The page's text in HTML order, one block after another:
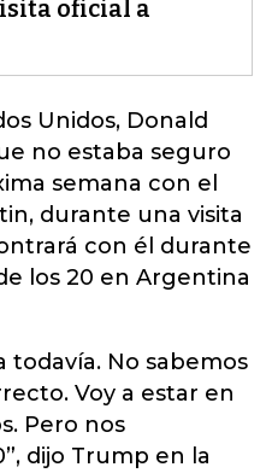
oficial a
Unidos, Donald
no estaba seguro
semana con el
durante una visita
con él durante
los 20 en Argentina
todavía. No sabemos
Voy a estar en
Pero nos
dijo Trump en la